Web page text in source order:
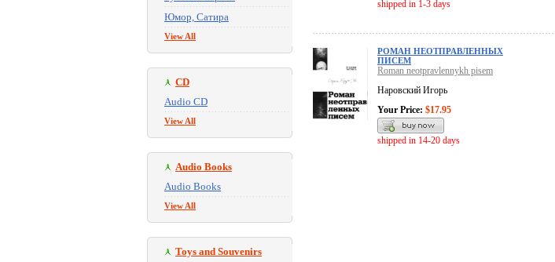
Юмор, Сатира
View All
CD
Audio CD
View All
Audio Books
Audio Books
View All
Toys and Souvenirs
shipped in 1-3 days
РОМАН НЕОТПРАВЛЕННЫХ
ПИСЕМ
Roman neotpravlennykh pisem
Наровский Игорь
Your Price: $17.95
shipped in 14-20 days